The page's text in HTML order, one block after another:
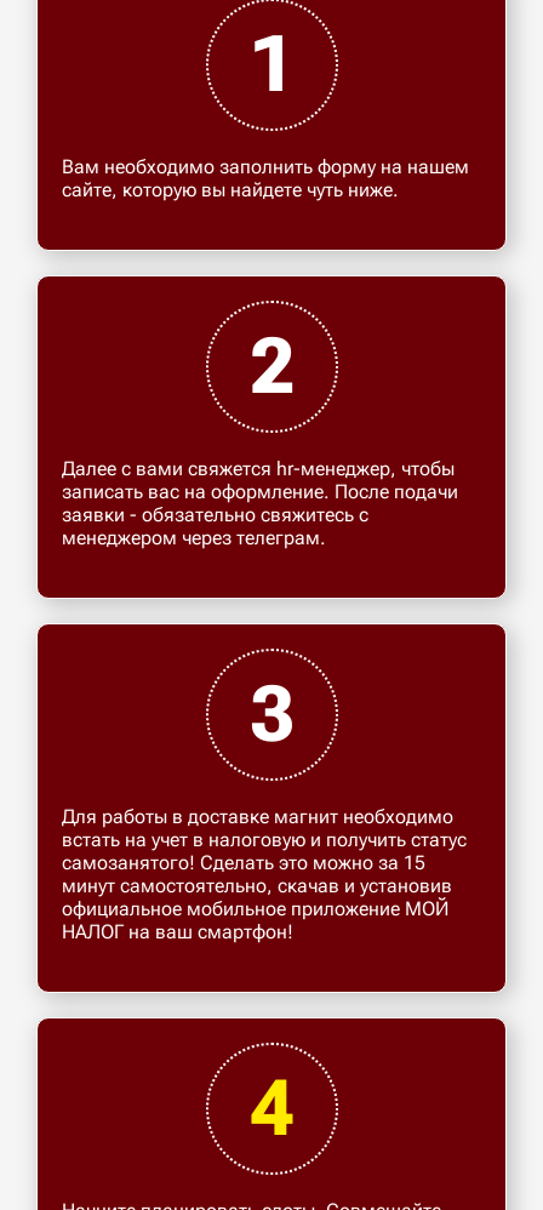
1
Вам необходимо заполнить форму на нашем
сайте, которую вы найдете чуть ниже.
2
Далее с вами свяжется hr-менеджер, чтобы
записать вас на оформление. После подачи
заявки - обязательно свяжитесь с
менеджером через телеграм.
3
Для работы в доставке магнит необходимо
встать на учет в налоговую и получить статус
самозанятого! Сделать это можно за 15
минут самостоятельно, скачав и установив
официальное мобильное приложение МОЙ
НАЛОГ на ваш смартфон!
4